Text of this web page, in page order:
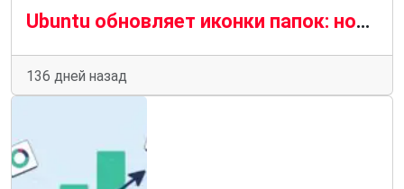
Ubuntu обновляет иконки папок: новый Yaru стал контрастнее и чище
136 дней назад